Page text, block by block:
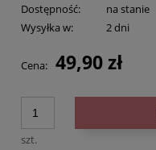
Dostępność:
na stanie
Wysyłka w:
2 dni
Cena: 49,90 zł
szt.